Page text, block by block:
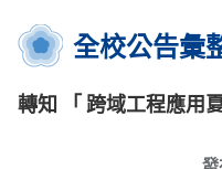
全校公告彙
轉知 「 跨域工程應用